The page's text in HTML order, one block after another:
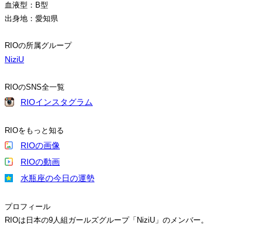
血液型：B型
出身地：愛知県
RIOの所属グループ
NiziU
RIOのSNS全一覧
RIOインスタグラム
RIOをもっと知る
RIOの画像
RIOの動画
水瓶座の今日の運勢
プロフィール
RIOは日本の9人組ガールズグループ「NiziU」のメンバー。